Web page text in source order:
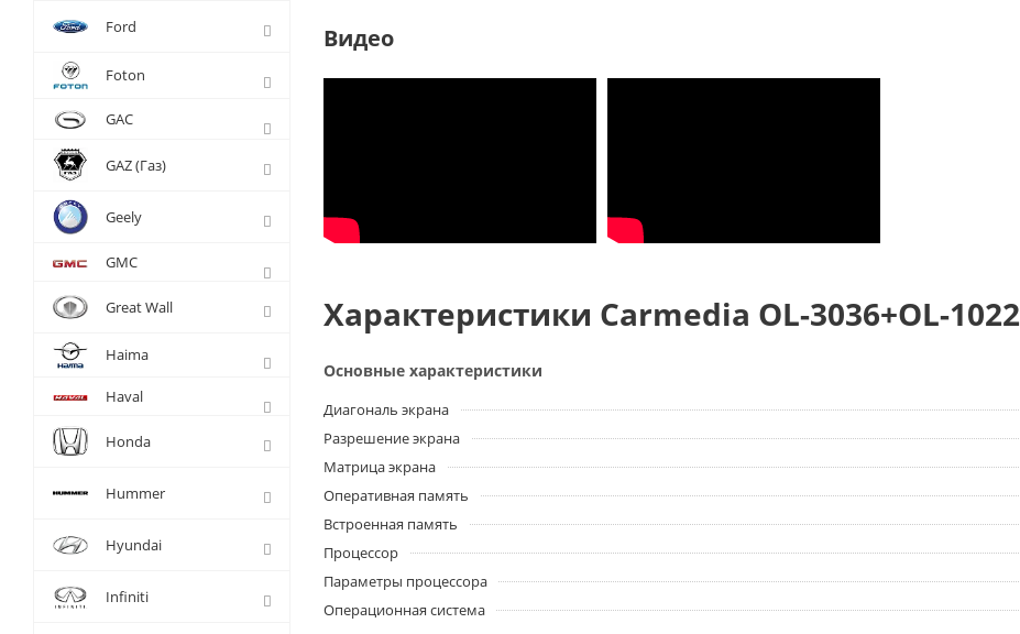
Видео
Характеристики Carmedia OL-3036+OL-1022
Основные характеристики
Диагональ экрана
Разрешение экрана
Матрица экрана
Оперативная память
Встроенная память
Процессор
Параметры процессора
Операционная система
Ford
Foton
GAC
GAZ (Газ)
Geely
GMC
Great Wall
Haima
Haval
Honda
Hummer
Hyundai
Infiniti